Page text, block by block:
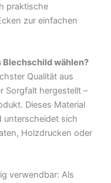
praktische
zur einfachen
Blechschild wählen?
Qualität aus
Sorgfalt hergestellt –
Dieses Material
unterscheidet sich
Holzdrucken oder
verwendbar: Als